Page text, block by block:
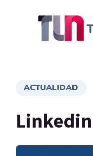
ACTUALIDAD